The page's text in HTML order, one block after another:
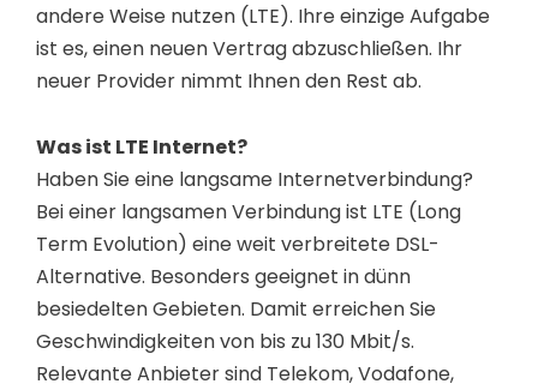
andere Weise nutzen (LTE). Ihre einzige Aufgabe
ist es, einen neuen Vertrag abzuschließen. Ihr
neuer Provider nimmt Ihnen den Rest ab.
Was ist LTE Internet?
Haben Sie eine langsame Internetverbindung?
Bei einer langsamen Verbindung ist LTE (Long
Term Evolution) eine weit verbreitete DSL-
Alternative. Besonders geeignet in dünn
besiedelten Gebieten. Damit erreichen Sie
Geschwindigkeiten von bis zu 130 Mbit/s.
Relevante Anbieter sind Telekom, Vodafone,